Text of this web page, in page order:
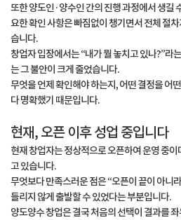
또한 양도인·양수인 간의 진행 과정에서 생길
요한 확인 사항은 빠짐없이 챙기면서 전체 절
습니다.
창업자 입장에서는 “내가 뭘 놓치고 있나?”라
는 그 불안이 크게 줄었습니다.
무엇을 언제 확인해야 하는지, 어떤 결정을 어
다 명확했기 때문입니다.
현재, 오픈 이후 성업 중입니다
현재 창업자는 정상적으로 오픈하여 운영 중
고 있습니다.
무엇보다 만족스러운 점은 “오픈이 끝이 아니
들리지 않게 출발할 수 있었다는 부분입니다.
양도양수 창업은 결국 처음의 선택이 결과를